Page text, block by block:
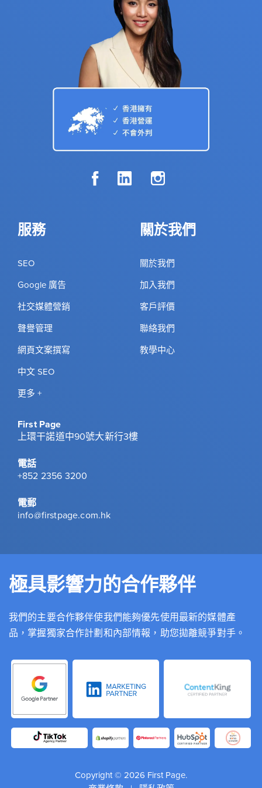
服務
SEO
Google 廣告
社交媒體營銷
聲譽管理
網頁文案撰寫
中文 SEO
更多 +
關於我們
關於我們
加入我們
客戶評價
聯絡我們
教學中心
First Page
上環干諾道中90號大新行3樓
電話
+852 2356 3200
電郵
info@firstpage.com.hk
極具影響力的合作夥伴
我們的主要合作夥伴使我們能夠優先使用最新的媒體產
品，掌握獨家合作計劃和內部情報，助您拋離競爭對手。
Copyright © 2026 First Page.